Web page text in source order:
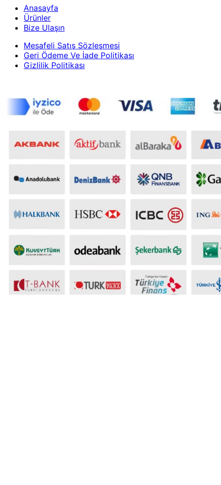
Anasayfa
Ürünler
Bize Ulaşın
Mesafeli Satış Sözleşmesi
Geri Ödeme Ve İade Politikası
Gizlilik Politikası